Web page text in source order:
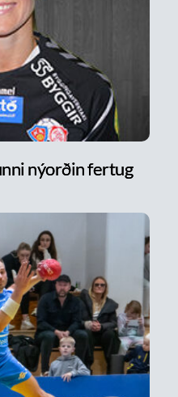
nýorðin fertug